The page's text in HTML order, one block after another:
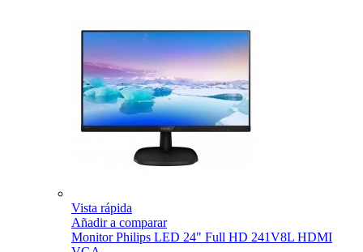
Vista rápida
Añadir a comparar
Monitor Philips LED 24" Full HD 241V8L HDMI